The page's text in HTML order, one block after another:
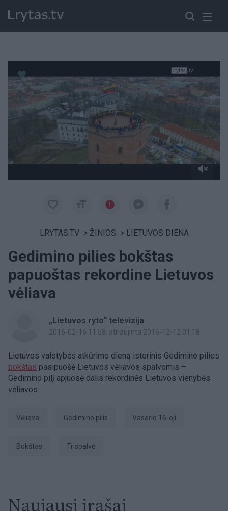
LRYTAS.TV > ŽINIOS > LIETUVOS DIENA
Gedimino pilies bokštas
papuoštas rekordine Lietuvos
vėliava
„Lietuvos ryto“ televizija
2016-02-16 11:58, atnaujinta 2016-12-12 01:18
Lietuvos valstybės atkūrimo dieną istorinis Gedimino pilies
bokštas pasipuošė Lietuvos vėliavos spalvomis –
Gedimino pilį apjuosė dalis rekordinės Lietuvos vienybės
vėliavos.
vėliava Gedimino pilis Vasario 16-oji
bokštas trispalvė
Naujausi įrašai